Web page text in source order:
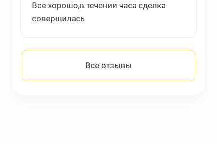
Все хорошо,в течении часа сделка
совершилась
Все отзывы